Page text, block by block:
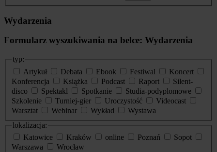
Wydarzenia
Formularz wyszukiwania na belce: Wydarzenia
typ:
Artykuł
Debata Ebook Festiwal
Koncert
Konferencja
Książka Podcast Raport
Silent-
disco
Spektakl Spotkanie
Studia-podyplomowe
Szkolenie
Turniej-gier Uroczystość
Videocast
Warsztat
Webinar Wykład
Wystawa
lokalizacja:
Katowice
Kraków online Poznań
Sopot
Warszawa
Wrocław